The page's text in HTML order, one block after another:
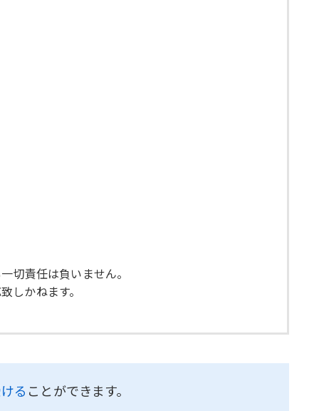
切責任は負いません。
しかねます。
る ことができます。